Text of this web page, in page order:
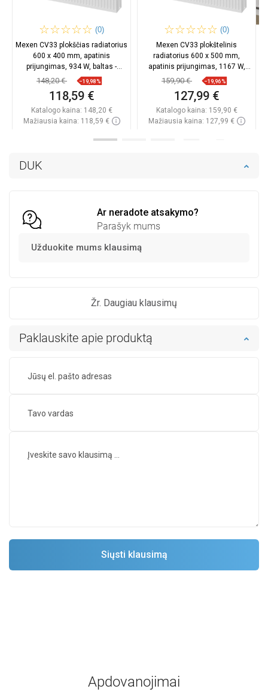
DUK
Ar neradote atsakymo?
Parašyk mums
Užduokite mums klausimą
Žr. Daugiau klausimų
Paklauskite apie produktą
(0)
Mexen CV33 plokščias radiatorius
600 x 400 mm, apatinis
prijungimas, 934 W, baltas -
W633-060-040-00
148,20 € −19,98%
118,59 €
Katalogo kaina: 148,20 €
Mažiausia kaina: 118,59 €
(0)
Mexen CV33 plokštelinis
radiatorius 600 x 500 mm,
apatinis prijungimas, 1167 W,
baltas - W633-060-050-00
159,90 € −19,96%
127,99 €
Katalogo kaina: 159,90 €
Mažiausia kaina: 127,99 €
Apdovanojimai